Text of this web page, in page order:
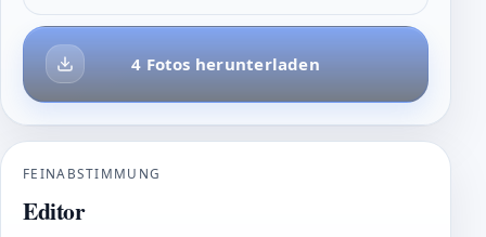
4 Fotos herunterladen
FEINABSTIMMUNG
Editor